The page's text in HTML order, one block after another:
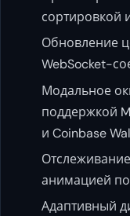
сортировкой
Обновление
WebSocket-
Модальное
поддержкой
и Coinbase
анимацией
Адаптивный